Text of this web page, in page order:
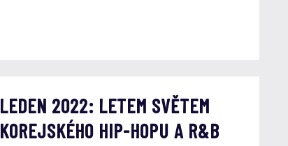
LEDEN 2022: LETEM SVĚTEM
KOREJSKÉHO HIP-HOPU A R&B